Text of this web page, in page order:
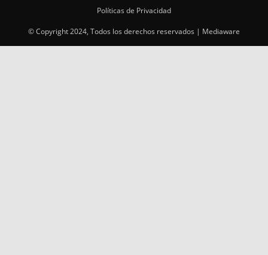
Políticas de Privacidad
© Copyright 2024, Todos los derechos reservados | Mediaware